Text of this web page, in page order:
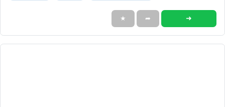
★ ➦ ➜